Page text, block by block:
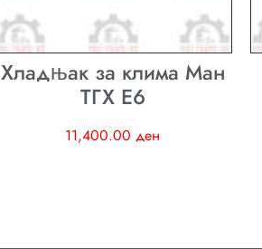
Хладњак за клима Ман
ТГХ E6
11,400.00 ден